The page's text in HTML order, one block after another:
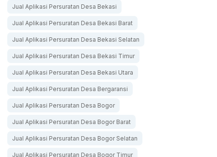
Jual Aplikasi Persuratan Desa Bekasi
Jual Aplikasi Persuratan Desa Bekasi Barat
Jual Aplikasi Persuratan Desa Bekasi Selatan
Jual Aplikasi Persuratan Desa Bekasi Timur
Jual Aplikasi Persuratan Desa Bekasi Utara
Jual Aplikasi Persuratan Desa Bergaransi
Jual Aplikasi Persuratan Desa Bogor
Jual Aplikasi Persuratan Desa Bogor Barat
Jual Aplikasi Persuratan Desa Bogor Selatan
Jual Aplikasi Persuratan Desa Bogor Timur